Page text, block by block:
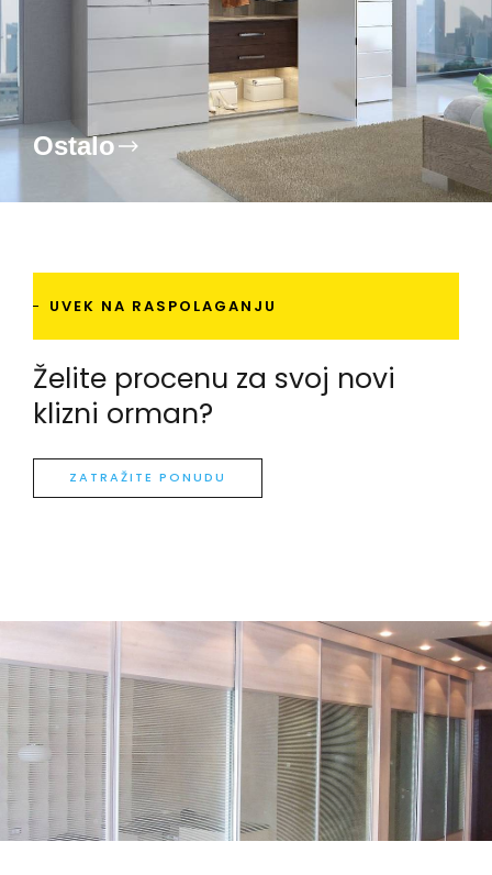
Ostalo
UVEK NA RASPOLAGANJU
Želite procenu za svoj novi
klizni orman?
ZATRAŽITE PONUDU